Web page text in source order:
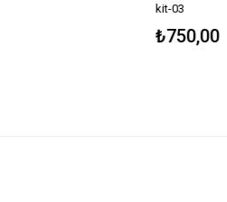
kit-03
₺750,00